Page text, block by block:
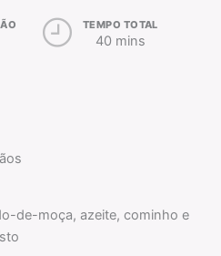
TEMPO TOTAL
40 mins
de-moça, azeite, cominho e